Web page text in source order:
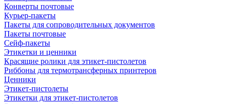
Конверты почтовые
Курьер-пакеты
Пакеты для сопроводительных документов
Пакеты почтовые
Сейф-пакеты
Этикетки и ценники
Красящие ролики для этикет-пистолетов
Риббоны для термотрансферных принтеров
Ценники
Этикет-пистолеты
Этикетки для этикет-пистолетов